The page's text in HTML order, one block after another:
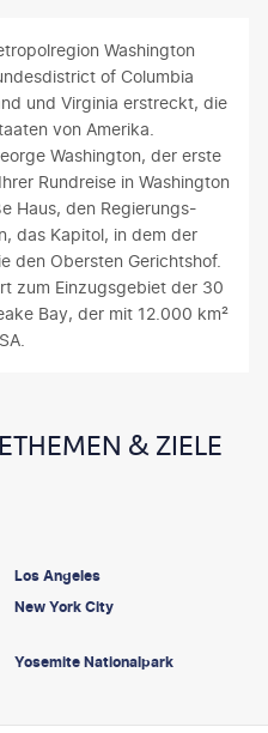
Washington
of Columbia
und Virginia erstreckt, die
von Amerika.
Washington, der erste
Rundreise in Washington
Haus, den Regierungs-
das Kapitol, in dem der
den Obersten Gerichtshof.
zum Einzugsgebiet der 30
Bay, der mit 12.000 km²
& ZIELE
Los Angeles
New York City
Yosemite Nationalpark